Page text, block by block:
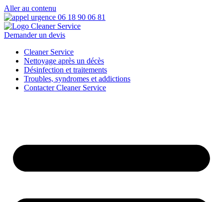
Aller au contenu
Demander un devis
Cleaner Service
Nettoyage après un décès
Désinfection et traitements
Troubles, syndromes et addictions
Contacter Cleaner Service